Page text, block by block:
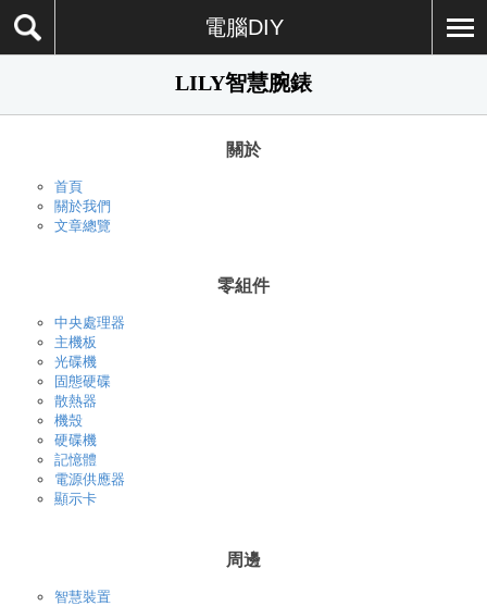
電腦DIY
LILY智慧腕錶
關於
首頁
關於我們
文章總覽
零組件
中央處理器
主機板
光碟機
固態硬碟
散熱器
機殼
硬碟機
記憶體
電源供應器
顯示卡
周邊
智慧裝置